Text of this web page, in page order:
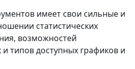
имеет свои сильные и
статистических
возможностей
типов доступных графиков и